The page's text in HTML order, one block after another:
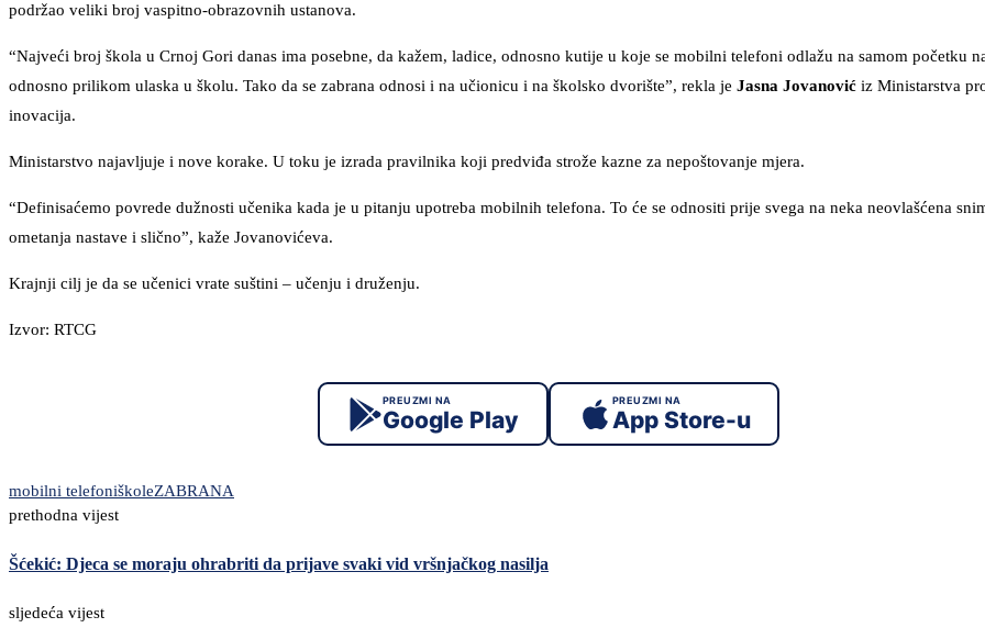
podržao veliki broj vaspitno-obrazovnih ustanova.
“Najveći broj škola u Crnoj Gori danas ima posebne, da kažem, ladice, odnosno kutije u koje se mobilni telefoni odlažu na samom početku
odnosno prilikom ulaska u školu. Tako da se zabrana odnosi i na učionicu i na školsko dvorište”, rekla je Jasna Jovanović iz Ministarstva
inovacija.
Ministarstvo najavljuje i nove korake. U toku je izrada pravilnika koji predviđa strože kazne za nepoštovanje mjera.
“Definisaćemo povrede dužnosti učenika kada je u pitanju upotreba mobilnih telefona. To će se odnositi prije svega na neka neovlašćena
ometanja nastave i slično”, kaže Jovanovićeva.
Krajnji cilj je da se učenici vrate suštini – učenju i druženju.
Izvor: RTCG
PREUZMI NA
Google Play
PREUZMI NA
App Store-u
mobilni telefoniškoleZABRANA
prethodna vijest
Šćekić: Djeca se moraju ohrabriti da prijave svaki vid vršnjačkog nasilja
sljedeća vijest